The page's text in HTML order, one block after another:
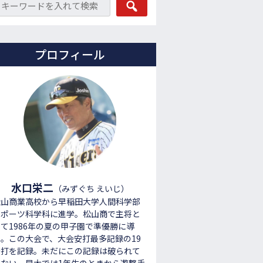
プロフィール
水口栄二 （みずぐち えいじ）
商業高校から早稲田大学人間科学部
ーツ科学科に進学。松山商で主将と
1986年の夏の甲子園で準優勝に導
この大会で、大会安打最多記録の19
を記録。未だにこの記録は破られて